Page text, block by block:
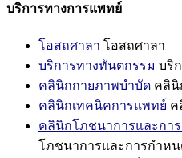
บริการทางการแพทย์
โอสถศาลา โอสถศาลา
บริการทางทันตกรรม บริ
คลินิกกายภาพบำบัด คลินิ
คลินิกเทคนิคการแพทย์ ค
คลินิกโภชนาการและกา
โภชนาการและการกำห